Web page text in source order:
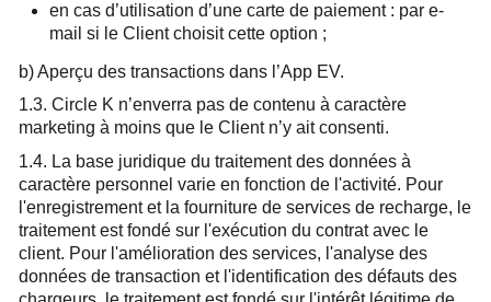
en cas d’utilisation d’une carte de paiement : par e-
mail si le Client choisit cette option ;
b) Aperçu des transactions dans l’App EV.
1.3. Circle K n’enverra pas de contenu à caractère
marketing à moins que le Client n’y ait consenti.
1.4. La base juridique du traitement des données à
caractère personnel varie en fonction de l'activité. Pour
l'enregistrement et la fourniture de services de recharge, le
traitement est fondé sur l'exécution du contrat avec le
client. Pour l'amélioration des services, l'analyse des
données de transaction et l'identification des défauts des